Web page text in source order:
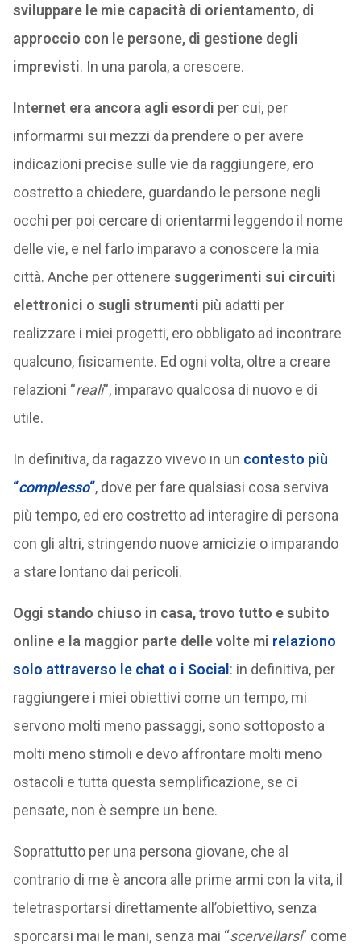
sviluppare le mie capacità di orientamento, di
approccio con le persone, di gestione degli
imprevisti. In una parola, a crescere.
Internet era ancora agli esordi per cui, per
informarmi sui mezzi da prendere o per avere
indicazioni precise sulle vie da raggiungere, ero
costretto a chiedere, guardando le persone negli
occhi per poi cercare di orientarmi leggendo il nome
delle vie, e nel farlo imparavo a conoscere la mia
città. Anche per ottenere suggerimenti sui circuiti
elettronici o sugli strumenti più adatti per
realizzare i miei progetti, ero obbligato ad incontrare
qualcuno, fisicamente. Ed ogni volta, oltre a creare
relazioni “reali“, imparavo qualcosa di nuovo e di
utile.
In definitiva, da ragazzo vivevo in un contesto più
“complesso“, dove per fare qualsiasi cosa serviva
più tempo, ed ero costretto ad interagire di persona
con gli altri, stringendo nuove amicizie o imparando
a stare lontano dai pericoli.
Oggi stando chiuso in casa, trovo tutto e subito
online e la maggior parte delle volte mi relaziono
solo attraverso le chat o i Social : in definitiva, per
raggiungere i miei obiettivi come un tempo, mi
servono molti meno passaggi, sono sottoposto a
molti meno stimoli e devo affrontare molti meno
ostacoli e tutta questa semplificazione, se ci
pensate, non è sempre un bene.
Soprattutto per una persona giovane, che al
contrario di me è ancora alle prime armi con la vita, il
teletrasportarsi direttamente all’obiettivo, senza
sporcarsi mai le mani, senza mai “scervellarsi” come